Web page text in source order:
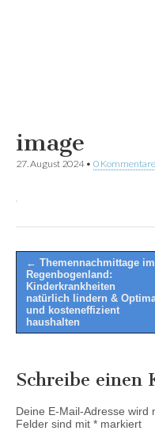
image
27. August 2024• 0 Kommentare
Post
navigation
← Themennachmittage im
Regenbogenland:
Kinderkrankheiten
natürlich lindern &
und kosteneffizient
haushalten
Schreibe einen
Deine E-Mail-Adresse wird
Felder sind mit * markiert